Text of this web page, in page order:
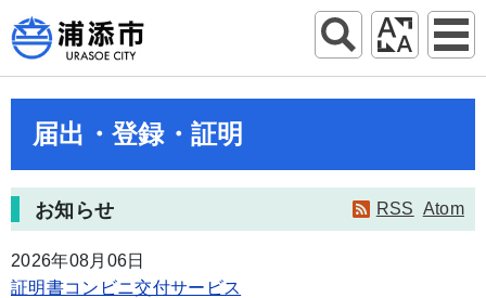
届出・登録・証明
お知らせ RSS Atom
2026年08月06日
証明書コンビニ交付サービス